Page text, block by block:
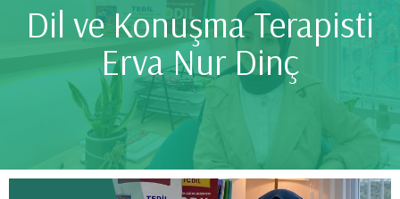
Dil ve Konuşma Terapisti
Erva Nur Dinç